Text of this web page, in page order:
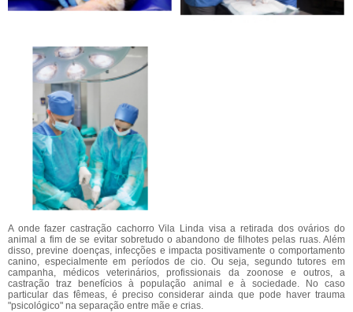
A onde fazer castração cachorro Vila Linda visa a retirada dos ovários do
animal a fim de se evitar sobretudo o abandono de filhotes pelas ruas. Além
disso, previne doenças, infecções e impacta positivamente o comportamento
canino, especialmente em períodos de cio. Ou seja, segundo tutores em
campanha, médicos veterinários, profissionais da zoonose e outros, a
castração traz benefícios à população animal e à sociedade. No caso
particular das fêmeas, é preciso considerar ainda que pode haver trauma
"psicológico" na separação entre mãe e crias.